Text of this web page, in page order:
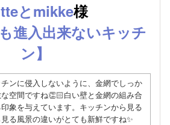
とmikke様
進入出来ないキッチ
ン】
ンに侵入しないように、金網でしっか
空間ですね👏🏻白い壁と金網の組み合
象を与えています。キッチンから見る
る風景の違いがとても新鮮ですね✨